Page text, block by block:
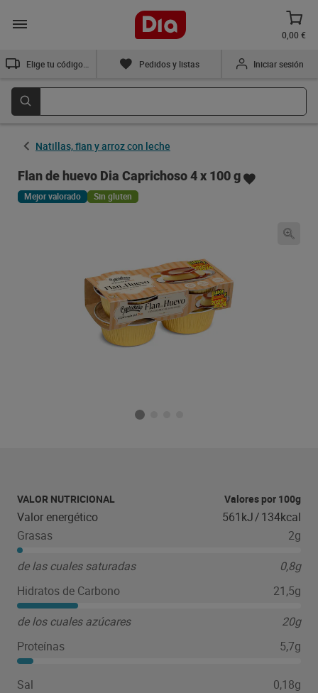
0,00 €
Pedidos y listas Iniciar sesión
Natillas, flan y arroz con leche
Flan de huevo Dia Caprichoso 4 x 100 g
Mejor valorado Sin gluten
VALOR NUTRICIONAL Valores por 100g
Valor energético 561kJ/134kcal
Grasas
2g
de las cuales saturadas
0,8g
Hidratos de Carbono
21,5g
de los cuales azúcares
20g
Proteínas
5,7g
Sal 0,18g